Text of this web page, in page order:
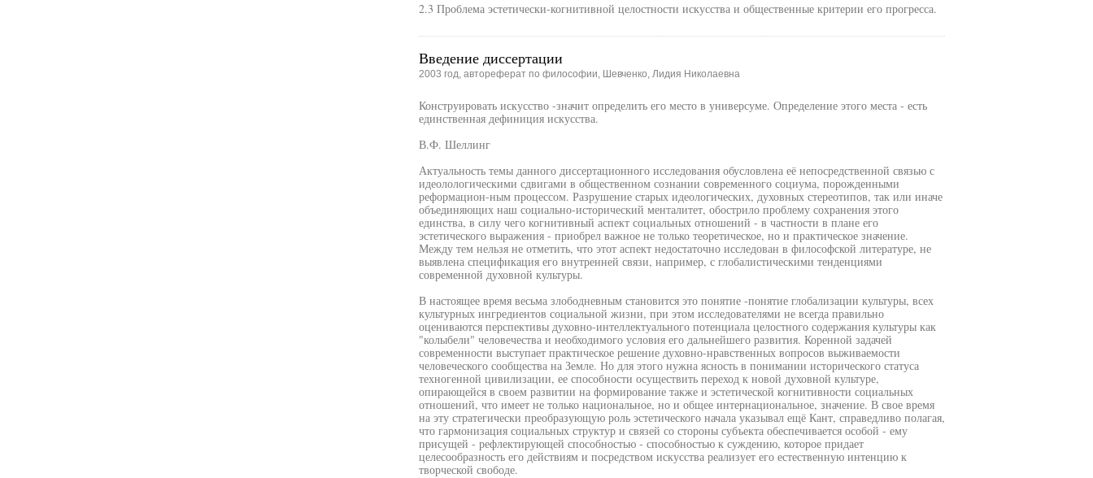
2.3 Проблема эстетически-когнитивной целостности искусства и общественные критерии его прогресса.
Введение диссертации
2003 год, автореферат по философии, Шевченко, Лидия Николаевна
Конструировать искусство -значит определить его место в универсуме. Определение этого места - есть
единственная дефиниция искусства.
В.Ф. Шеллинг
Актуальность темы данного диссертационного исследования обусловлена её непосредственной связью с
идеолологическими сдвигами в общественном сознании современного социума, порожденными
реформацион-ным процессом. Разрушение старых идеологических, духовных стереотипов, так или иначе
объединяющих наш социально-исторический менталитет, обострило проблему сохранения этого
единства, в силу чего когнитивный аспект социальных отношений - в частности в плане его
эстетического выражения - приобрел важное не только теоретическое, но и практическое значение.
Между тем нельзя не отметить, что этот аспект недостаточно исследован в философской литературе, не
выявлена спецификация его внутренней связи, например, с глобалистическими тенденциями
современной духовной культуры.
В настоящее время весьма злободневным становится это понятие -понятие глобализации культуры, всех
культурных ингредиентов социальной жизни, при этом исследователями не всегда правильно
оцениваются перспективы духовно-интеллектуального потенциала целостного содержания культуры как
"колыбели" человечества и необходимого условия его дальнейшего развития. Коренной задачей
современности выступает практическое решение духовно-нравственных вопросов выживаемости
человеческого сообщества на Земле. Но для этого нужна ясность в понимании исторического статуса
техногенной цивилизации, ее способности осуществить переход к новой духовной культуре,
опирающейся в своем развитии на формирование также и эстетической когнитивности социальных
отношений, что имеет не только национальное, но и общее интернациональное, значение. В свое время
на эту стратегически преобразующую роль эстетического начала указывал ещё Кант, справедливо полагая,
что гармонизация социальных структур и связей со стороны субъекта обеспечивается особой - ему
присущей - рефлектирующей способностью - способностью к суждению, которое придает
целесообразность его действиям и посредством искусства реализует его естественную интенцию к
творческой свободе.